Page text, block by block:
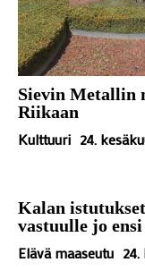
Sievin Metallin
Riikaan
Kulttuuri 24.
Kalan
vastuulle jo
Elävä maaseutu